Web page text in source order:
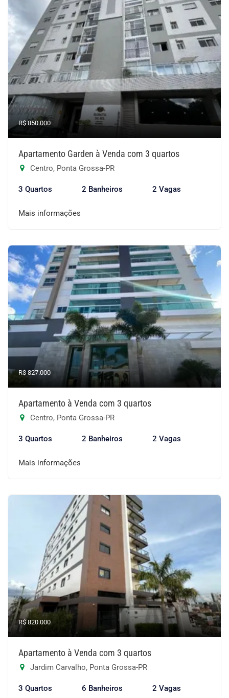
R$ 850.000
Apartamento Garden à Venda com 3 quartos
Centro, Ponta Grossa-PR
3 Quartos 2 Banheiros 2 Vagas
Mais informações
R$ 827.000
Apartamento à Venda com 3 quartos
Centro, Ponta Grossa-PR
3 Quartos 2 Banheiros 2 Vagas
Mais informações
R$ 820.000
Apartamento à Venda com 3 quartos
Jardim Carvalho, Ponta Grossa-PR
3 Quartos 6 Banheiros 2 Vagas